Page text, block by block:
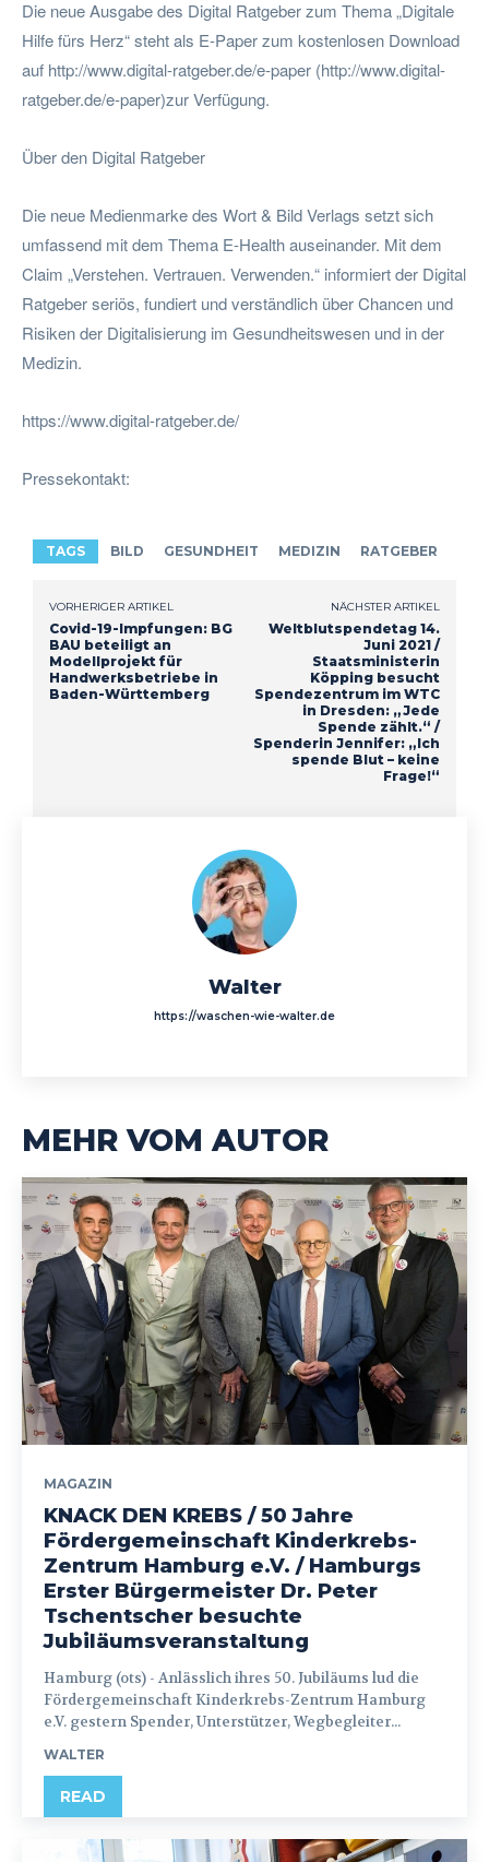
Die neue Ausgabe des Digital Ratgeber zum Thema „Digitale
Hilfe fürs Herz“ steht als E-Paper zum kostenlosen Download
auf http://www.digital-ratgeber.de/e-paper (http://www.digital-
ratgeber.de/e-paper)zur Verfügung.
Über den Digital Ratgeber
Die neue Medienmarke des Wort & Bild Verlags setzt sich
umfassend mit dem Thema E-Health auseinander. Mit dem
Claim „Verstehen. Vertrauen. Verwenden.“ informiert der Digital
Ratgeber seriös, fundiert und verständlich über Chancen und
Risiken der Digitalisierung im Gesundheitswesen und in der
Medizin.
https://www.digital-ratgeber.de/
Pressekontakt:
TAGS BILD GESUNDHEIT MEDIZIN RATGEBER
VORHERIGER ARTIKEL
Covid-19-Impfungen: BG
BAU beteiligt an
Modellprojekt für
Handwerksbetriebe in
Baden-Württemberg
NÄCHSTER ARTIKEL
Weltblutspendetag 14.
Juni 2021 /
Staatsministerin
Köpping besucht
Spendezentrum im WTC
in Dresden: „Jede
Spende zählt.“ /
Spenderin Jennifer: „Ich
spende Blut – keine
Frage!“
Walter
https://waschen-wie-walter.de
MEHR VOM AUTOR
MAGAZIN
KNACK DEN KREBS / 50 Jahre
Fördergemeinschaft Kinderkrebs-
Zentrum Hamburg e.V. / Hamburgs
Erster Bürgermeister Dr. Peter
Tschentscher besuchte
Jubiläumsveranstaltung
Hamburg (ots) - Anlässlich ihres 50. Jubiläums lud die
Fördergemeinschaft Kinderkrebs-Zentrum Hamburg
e.V. gestern Spender, Unterstützer, Wegbegleiter...
WALTER
READ